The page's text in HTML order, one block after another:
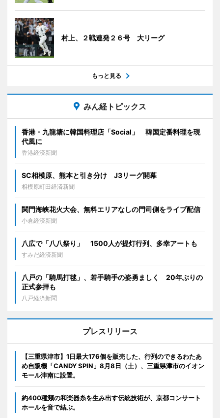
村上、２戦連発２６号 大リーグ
もっと見る
みん経トピックス
香港・九龍塘に韓国料理店「Social」 韓国定番料理を現
代風に
香港経済新聞
SC相模原、熊本と引き分け J3リーグ開幕
相模原町田経済新聞
関門海峡花火大会、無料エリアなしの門司側をライブ配信
小倉経済新聞
八広で「八八祭り」 1500人が提灯行列、多幸アートも
すみだ経済新聞
八戸の「騎馬打毬」、若手騎手の姿勇ましく 20年ぶりの
正式参拝も
八戸経済新聞
プレスリリース
【三重県津市】1日最大176個を販売した、行列のできるわたあ
め自販機「CANDY SPIN」8月8日（土）、三重県津市のイオン
モール津南に設置。
約400種類の和楽器糸を生み出す伝統技術が、京都コンサート
ホールを音で結ぶ。